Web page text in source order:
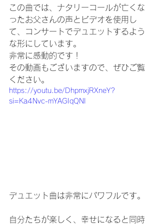
この曲では、ナタリーコールが亡くな
ったお父さんの声とビデオを使用し
て、コンサートでデュエットするよう
な形にしています。
非常に感動的です！
その動画もございますので、ぜひご覧
ください。
https://youtu.be/DhpmxjRXneY?
si=Ka4Nvc-mYAGIqQNI
デュエット曲は非常にパワフルです。
自分たちが楽しく、幸せになると同時